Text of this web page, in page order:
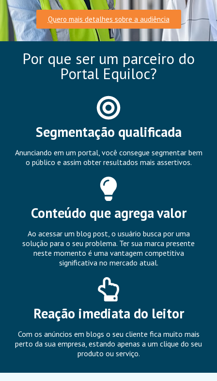
Quero mais detalhes sobre a audiência
Por que ser um parceiro do
Portal Equiloc?
Segmentação qualificada
Anunciando em um portal, você consegue segmentar bem
o público e assim obter resultados mais assertivos.
Conteúdo que agrega valor
Ao acessar um blog post, o usuário busca por uma
solução para o seu problema. Ter sua marca presente
neste momento é uma vantagem competitiva
significativa no mercado atual.
Reação imediata do leitor
Com os anúncios em blogs o seu cliente fica muito mais
perto da sua empresa, estando apenas a um clique do seu
produto ou serviço.